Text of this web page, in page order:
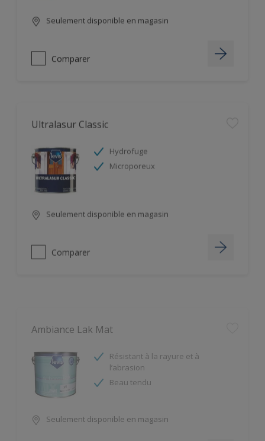
Seulement disponible en magasin
Comparer
Microporeux
Résistant à la rayure et à
Beau tendu
Seulement disponible en magasin